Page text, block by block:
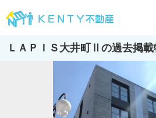
ＬＡＰＩＳ大井町Ⅱの過去掲載